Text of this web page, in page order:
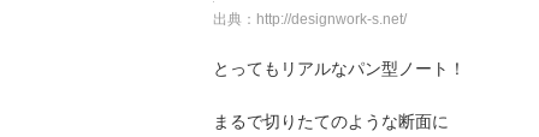
出典： http://designwork-s.net/
とってもリアルなパン型ノート！
まるで切りたてのような断面に